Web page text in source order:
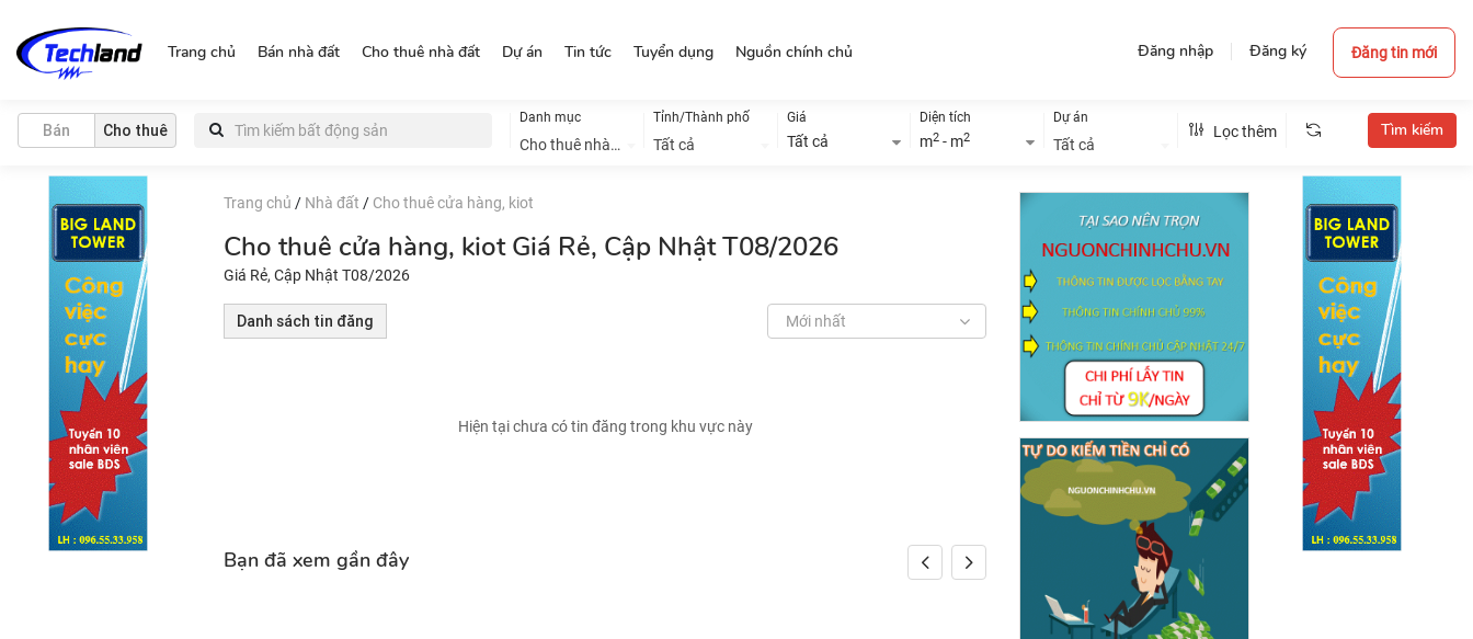
Đăng nhập Đăng ký Đăng tin mới
Trang chủ Bán nhà đất Cho thuê nhà đất Dự án Tin tức Tuyển dụng Nguồn chính chủ
Bán Cho thuê
Danh mục
Cho thuê nhà đất
Tỉnh/Thành phố
Tất cả
Giá
Tất cả
Diện tích
m2 - m2
Dự án
Tất cả
Lọc thêm
Trang chủ / Nhà đất / Cho thuê cửa hàng, kiot
Cho thuê cửa hàng, kiot Giá Rẻ, Cập Nhật T08/2026
Giá Rẻ, Cập Nhật T08/2026
Danh sách tin đăng Mới nhất
Hiện tại chưa có tin đăng trong khu vực này
Bạn đã xem gần đây